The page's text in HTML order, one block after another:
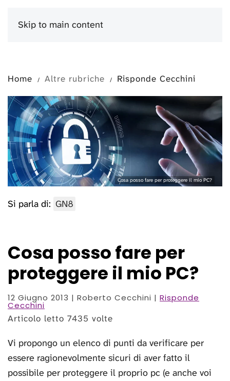
Skip to main content
Home Altre rubriche Risponde Cecchini
Cosa posso fare per proteggere il mio PC?
Si parla di: GN8
Cosa posso fare per
proteggere il mio PC?
12 Giugno 2013 | Roberto Cecchini | Risponde
Cecchini
Articolo letto 7435 volte
Vi propongo un elenco di punti da verificare per
essere ragionevolmente sicuri di aver fatto il
possibile per proteggere il proprio pc (e anche voi